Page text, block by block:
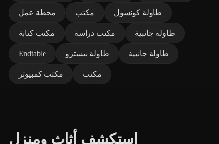
محطة عمل مكتب طاولة كونسول
مكتب كتابة مكتب دراسة طاولة جانبية
Endtable طاولة بيسترو طاولة جانبية
مكتب كمبيوتر مكتب
استكشف أثاث ومنزل